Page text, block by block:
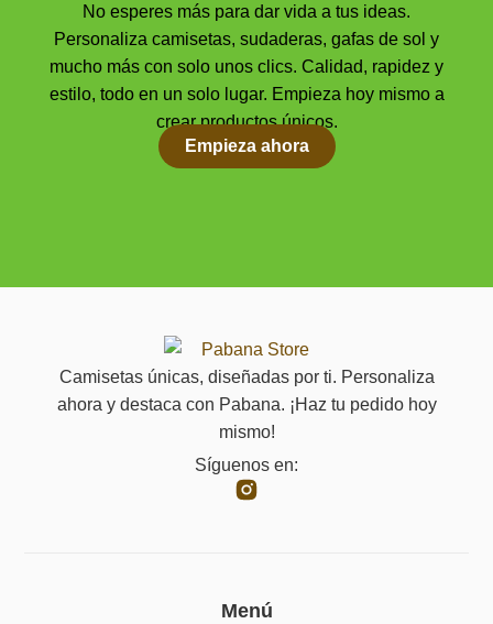
No esperes más para dar vida a tus ideas.
Personaliza camisetas, sudaderas, gafas de sol y
mucho más con solo unos clics. Calidad, rapidez y
estilo, todo en un solo lugar. Empieza hoy mismo a
crear productos únicos.
Empieza ahora
Camisetas únicas, diseñadas por ti. Personaliza
ahora y destaca con Pabana. ¡Haz tu pedido hoy
mismo!
Síguenos en:
Menú